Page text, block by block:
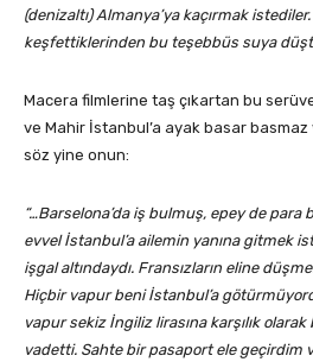
(denizaltı) Almanya’ya kaçırmak
keşfettiklerinden bu teşebbüs suya
Macera filmlerine taş çıkartan bu
ve Mahir İstanbul’a ayak basar basmaz
söz yine onun:
“…Barselona’da iş bulmuş, epey de
evvel İstanbul’a ailemin yanına gitmek
işgal altındaydı. Fransızların eline
Hiçbir vapur beni İstanbul’a
vapur sekiz İngiliz lirasına karşılık
vadetti. Sahte bir pasaport ele geçirdim